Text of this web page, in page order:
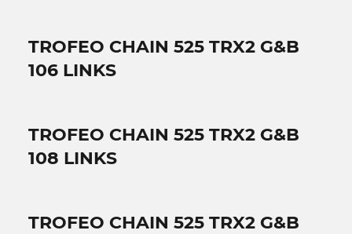
TROFEO CHAIN 525 TRX2 G&B
106 LINKS
TROFEO CHAIN 525 TRX2 G&B
108 LINKS
TROFEO CHAIN 525 TRX2 G&B